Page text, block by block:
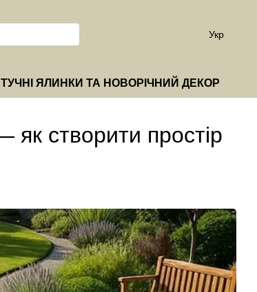
Укр
ЯЛИНКИ ТА НОВОРІЧНИЙ ДЕКОР
створити простір